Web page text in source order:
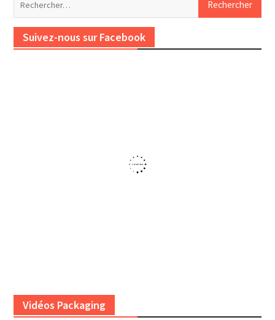
Suivez-nous sur Facebook
Vidéos Packaging